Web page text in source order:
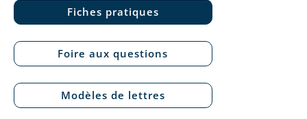
Fiches pratiques
Foire aux questions
Modèles de lettres